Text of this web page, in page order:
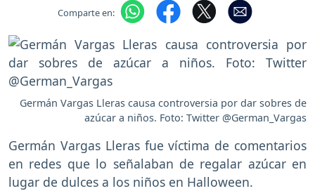
Comparte en:
Germán Vargas Lleras causa controversia por dar sobres de
azúcar a niños. Foto: Twitter @German_Vargas
Germán Vargas Lleras fue víctima de comentarios
en redes que lo señalaban de regalar azúcar en
lugar de dulces a los niños en Halloween.